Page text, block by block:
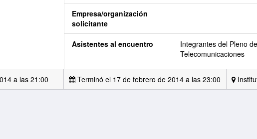
Empresa/organización
solicitante
Asistentes al encuentro
Integrantes del Pleno
Telecomunicaciones
a las 21:00 Terminó el 17 de febrero de 2014 a las 23:00